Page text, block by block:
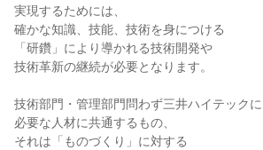
実現するためには、
確かな知識、技能、技術を身につける
「研鑽」により導かれる技術開発や
技術革新の継続が必要となります。
技術部門・管理部門問わず三井ハイテックに
必要な人材に共通するもの、
それは「ものづくり」に対する